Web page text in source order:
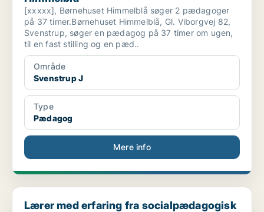
[xxxxx], Børnehuset Himmelblå søger 2 pædagoger
på 37 timer.Børnehuset Himmelblå, Gl. Viborgvej 82,
Svenstrup, søger en pædagog på 37 timer om ugen,
til en fast stilling og en pæd..
Område
Svenstrup J
Type
Pædagog
Mere info
Lærer med erfaring fra socialpædagogisk arbejde sø...
Lærer med erfaring fra socialpædagogisk